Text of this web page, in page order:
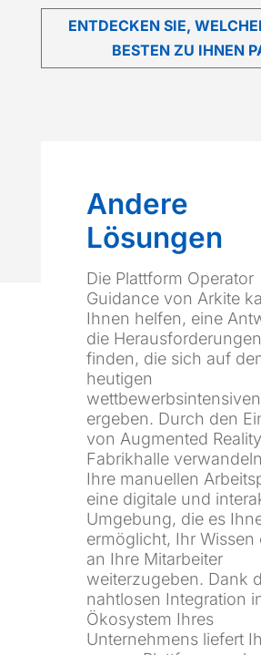
ENTDECKEN SIE,
BESTEN ZU IHNEN
Andere
Lösungen
Die Plattform Operator
Guidance von Arkite
Ihnen helfen, eine
die
finden, die sich auf
heutigen
ergeben. Durch den
von Augmented
Fabrikhalle
Ihre manuellen
eine digitale und
Umgebung, die es
ermöglicht, Ihr Wissen
an Ihre Mitarbeiter
weiterzugeben. Dank
nahtlosen Integration
Ökosystem Ihres
Unternehmens liefert